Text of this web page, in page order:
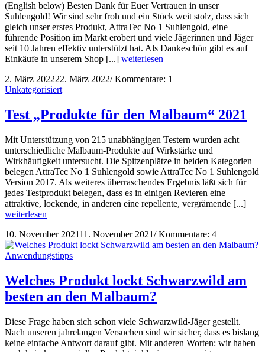
(English below) Besten Dank für Euer Vertrauen in unser
Suhlengold! Wir sind sehr froh und ein Stück weit stolz, dass sich
gleich unser erstes Produkt, AttraTec No 1 Suhlengold, eine
führende Position im Markt erobert und viele Jägerinnen und Jäger
seit 10 Jahren effektiv unterstützt hat. Als Dankeschön gibt es auf
Einkäufe in unserem Shop [...] weiterlesen
2. März 202222. März 2022/Kommentare: 1
Unkategorisiert
Test „Produkte für den Malbaum“ 2021
Mit Unterstützung von 215 unabhängigen Testern wurden acht
unterschiedliche Malbaum-Produkte auf Wirkstärke und
Wirkhäufigkeit untersucht. Die Spitzenplätze in beiden Kategorien
belegen AttraTec No 1 Suhlengold sowie AttraTec No 1 Suhlengold
Version 2017. Als weiteres überraschendes Ergebnis läßt sich für
jedes Testprodukt belegen, dass es in einigen Revieren eine
attraktive, lockende, in anderen eine repellente, vergrämende [...]
weiterlesen
10. November 202111. November 2021/Kommentare: 4
Anwendungstipps
Welches Produkt lockt Schwarzwild am
besten an den Malbaum?
Diese Frage haben sich schon viele Schwarzwild-Jäger gestellt.
Nach unseren jahrelangen Versuchen sind wir sicher, dass es bislang
keine einfache Antwort darauf gibt. Mit anderen Worten: wir haben